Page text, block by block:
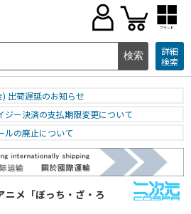
ブランド
詳細
検索
出荷遅延のお知らせ
ジー決済の支払期限変更について
ルの廃止について
ニメ「ぼっち・ざ・ろ